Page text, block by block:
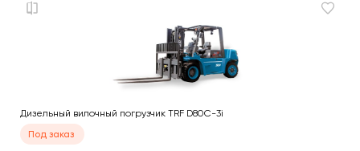
Дизельный вилочный погрузчик TRF D80C-3i
Под заказ